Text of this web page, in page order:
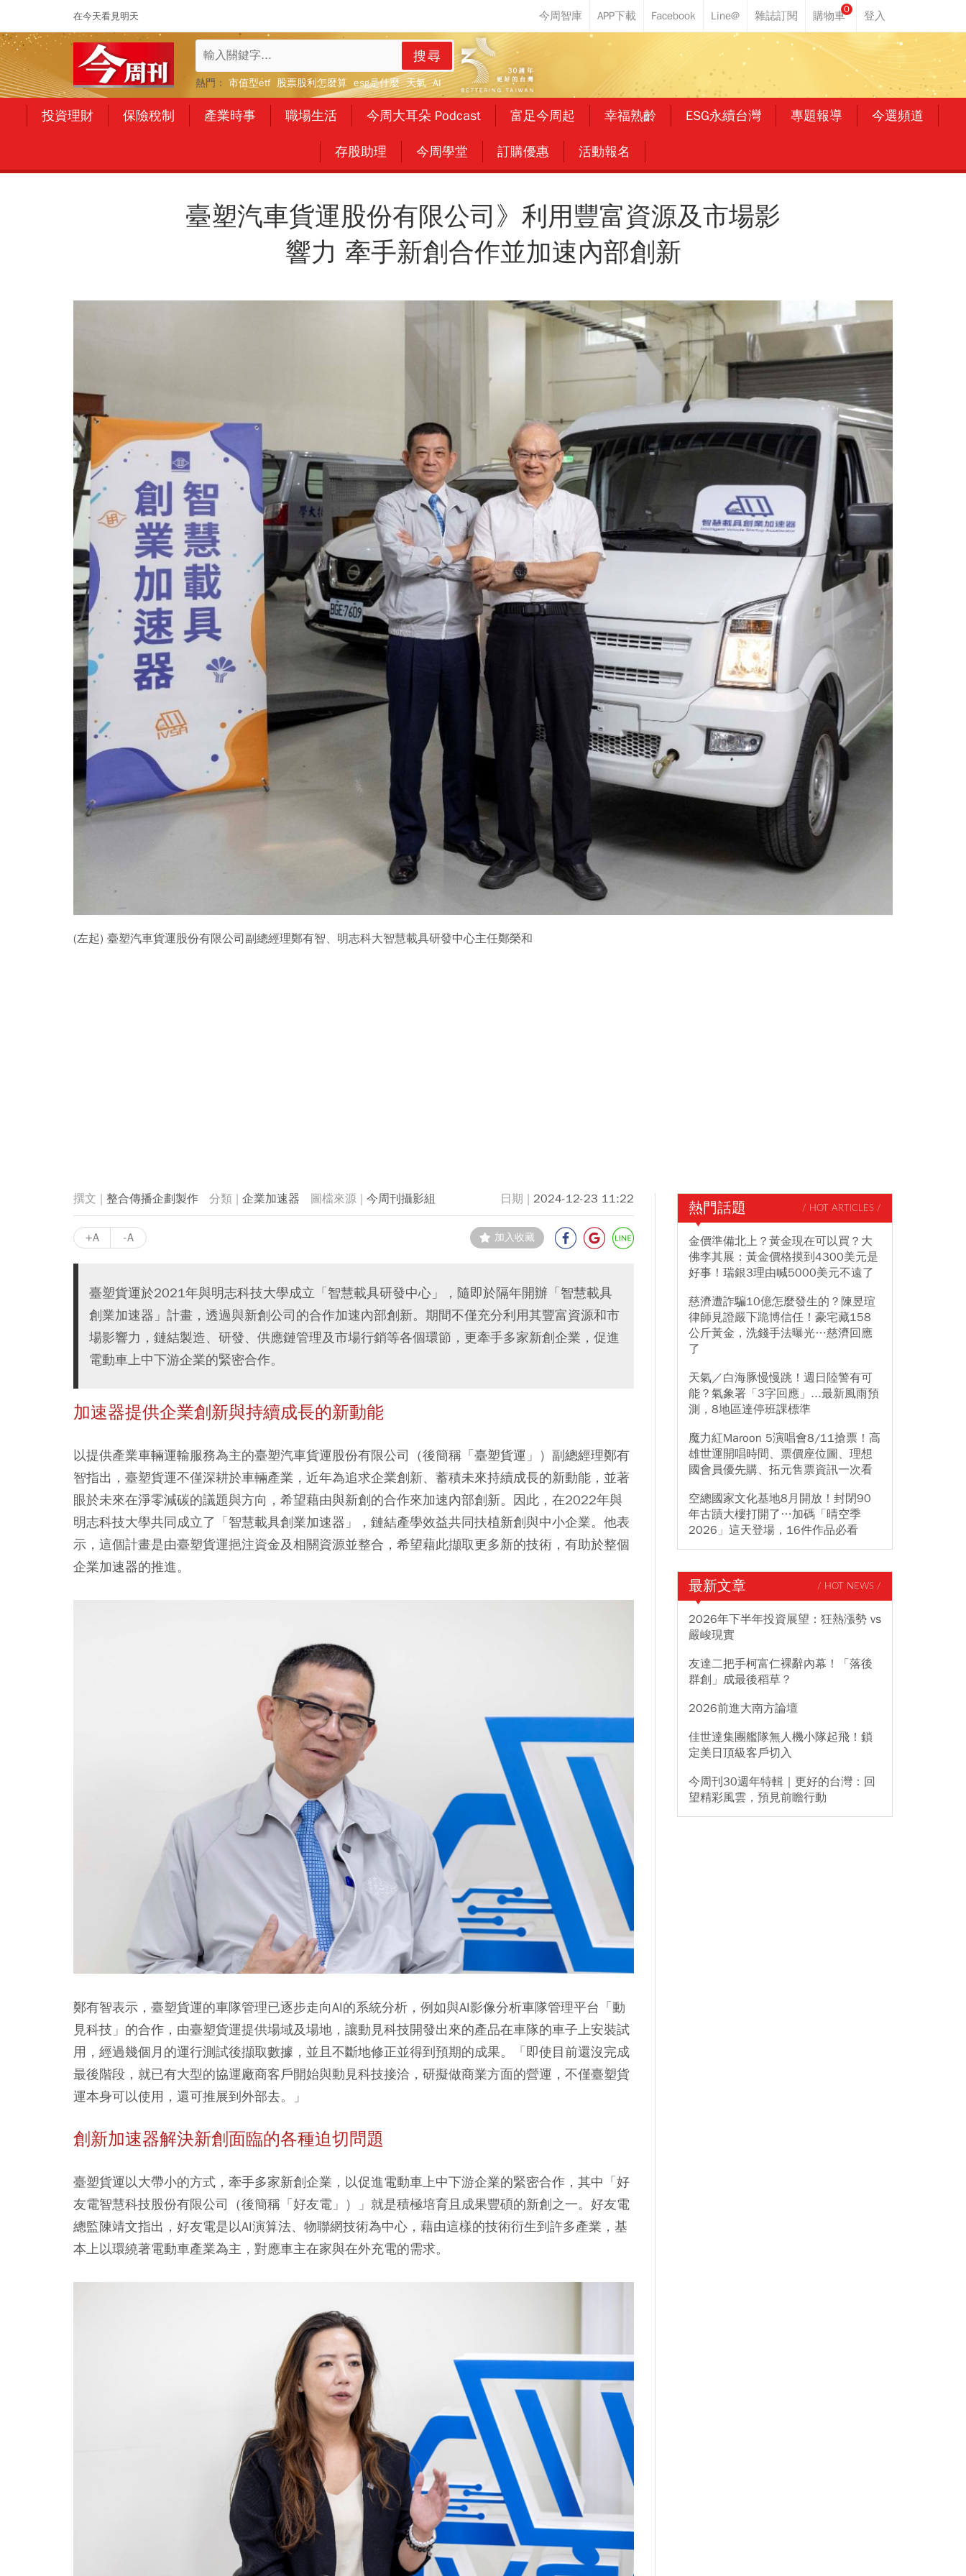
在今天看見明天
0
搜尋
熱門： 市值型etf 股票股利怎麼算 esg是什麼 天氣 AI
投資理財 保險稅制 產業時事 職場生活 今周大耳朵 Podcast 富足今周起 幸福熟齡 ESG永續台灣 專題報導 今選頻道
存股助理 今周學堂 訂購優惠 活動報名
臺塑汽車貨運股份有限公司》利用豐富資源及市場影
響力 牽手新創合作並加速內部創新
(左起) 臺塑汽車貨運股份有限公司副總經理鄭有智、明志科大智慧載具研發中心主任鄭榮和
整合傳播企劃製作 企業加速器 今周刊攝影組 2024-12-23 11:22
+A -A 加入收藏
臺塑貨運於2021年與明志科技大學成立「智慧載具研發中心」，隨即於隔年開辦「智慧載具
創業加速器」計畫，透過與新創公司的合作加速內部創新。期間不僅充分利用其豐富資源和市
場影響力，鏈結製造、研發、供應鏈管理及市場行銷等各個環節，更牽手多家新創企業，促進
電動車上中下游企業的緊密合作。
加速器提供企業創新與持續成長的新動能
以提供產業車輛運輸服務為主的臺塑汽車貨運股份有限公司（後簡稱「臺塑貨運」）副總經理鄭有
智指出，臺塑貨運不僅深耕於車輛產業，近年為追求企業創新、蓄積未來持續成長的新動能，並著
眼於未來在淨零減碳的議題與方向，希望藉由與新創的合作來加速內部創新。因此，在2022年與
明志科技大學共同成立了「智慧載具創業加速器」，鏈結產學效益共同扶植新創與中小企業。他表
示，這個計畫是由臺塑貨運挹注資金及相關資源並整合，希望藉此擷取更多新的技術，有助於整個
企業加速器的推進。
鄭有智表示，臺塑貨運的車隊管理已逐步走向AI的系統分析，例如與AI影像分析車隊管理平台「動
見科技」的合作，由臺塑貨運提供場域及場地，讓動見科技開發出來的產品在車隊的車子上安裝試
用，經過幾個月的運行測試後擷取數據，並且不斷地修正並得到預期的成果。「即使目前還沒完成
最後階段，就已有大型的協運廠商客戶開始與動見科技接洽，研擬做商業方面的營運，不僅臺塑貨
運本身可以使用，還可推展到外部去。」
創新加速器解決新創面臨的各種迫切問題
臺塑貨運以大帶小的方式，牽手多家新創企業，以促進電動車上中下游企業的緊密合作，其中「好
友電智慧科技股份有限公司（後簡稱「好友電」）」就是積極培育且成果豐碩的新創之一。好友電
總監陳靖文指出，好友電是以AI演算法、物聯網技術為中心，藉由這樣的技術衍生到許多產業，基
本上以環繞著電動車產業為主，對應車主在家與在外充電的需求。
熱門話題 / HOT ARTICLES /
金價準備北上？黃金現在可以買？大
佛李其展：黃金價格摸到4300美元是
好事！瑞銀3理由喊5000美元不遠了
慈濟遭詐騙10億怎麼發生的？陳昱瑄
律師見證嚴下跪博信任！豪宅藏158
公斤黃金，洗錢手法曝光…慈濟回應
了
天氣／白海豚慢慢跳！週日陸警有可
能？氣象署「3字回應」...最新風雨預
測，8地區達停班課標準
魔力紅Maroon 5演唱會8/11搶票！高
雄世運開唱時間、票價座位圖、理想
國會員優先購、拓元售票資訊一次看
空總國家文化基地8月開放！封閉90
年古蹟大樓打開了…加碼「晴空季
2026」這天登場，16件作品必看
最新文章 / HOT NEWS /
2026年下半年投資展望：狂熱漲勢 vs
嚴峻現實
友達二把手柯富仁裸辭內幕！「落後
群創」成最後稻草？
2026前進大南方論壇
佳世達集團艦隊無人機小隊起飛！鎖
定美日頂級客戶切入
今周刊30週年特輯｜更好的台灣：回
望精彩風雲，預見前瞻行動